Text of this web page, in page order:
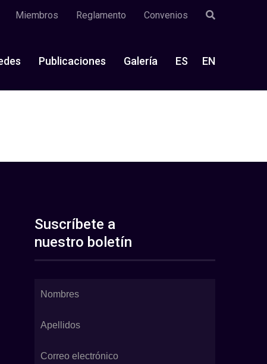
Miembros Reglamento Convenios
Publicaciones Galería ES EN
Suscríbete a
nuestro boletín